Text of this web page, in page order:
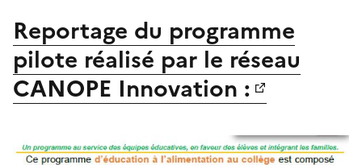
Reportage du programme
pilote réalisé par le réseau
CANOPE Innovation :